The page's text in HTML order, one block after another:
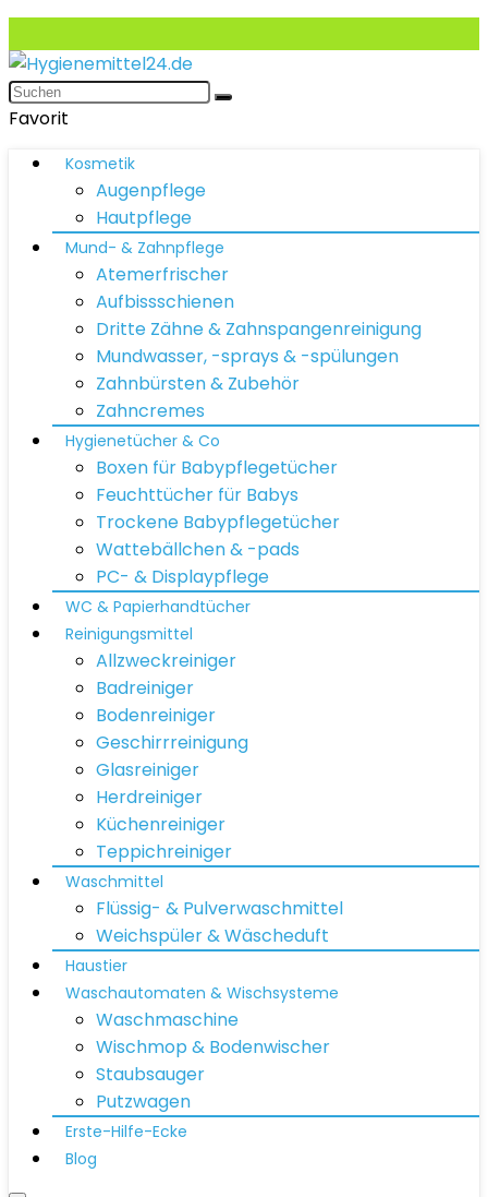
Favorit
Kosmetik
Augenpflege
Hautpflege
Mund- & Zahnpflege
Atemerfrischer
Aufbissschienen
Dritte Zähne & Zahnspangenreinigung
Mundwasser, -sprays & -spülungen
Zahnbürsten & Zubehör
Zahncremes
Hygienetücher & Co
Boxen für Babypflegetücher
Feuchttücher für Babys
Trockene Babypflegetücher
Wattebällchen & -pads
PC- & Displaypflege
WC & Papierhandtücher
Reinigungsmittel
Allzweckreiniger
Badreiniger
Bodenreiniger
Geschirrreinigung
Glasreiniger
Herdreiniger
Küchenreiniger
Teppichreiniger
Waschmittel
Flüssig- & Pulverwaschmittel
Weichspüler & Wäscheduft
Haustier
Waschautomaten & Wischsysteme
Waschmaschine
Wischmop & Bodenwischer
Staubsauger
Putzwagen
Erste-Hilfe-Ecke
Blog